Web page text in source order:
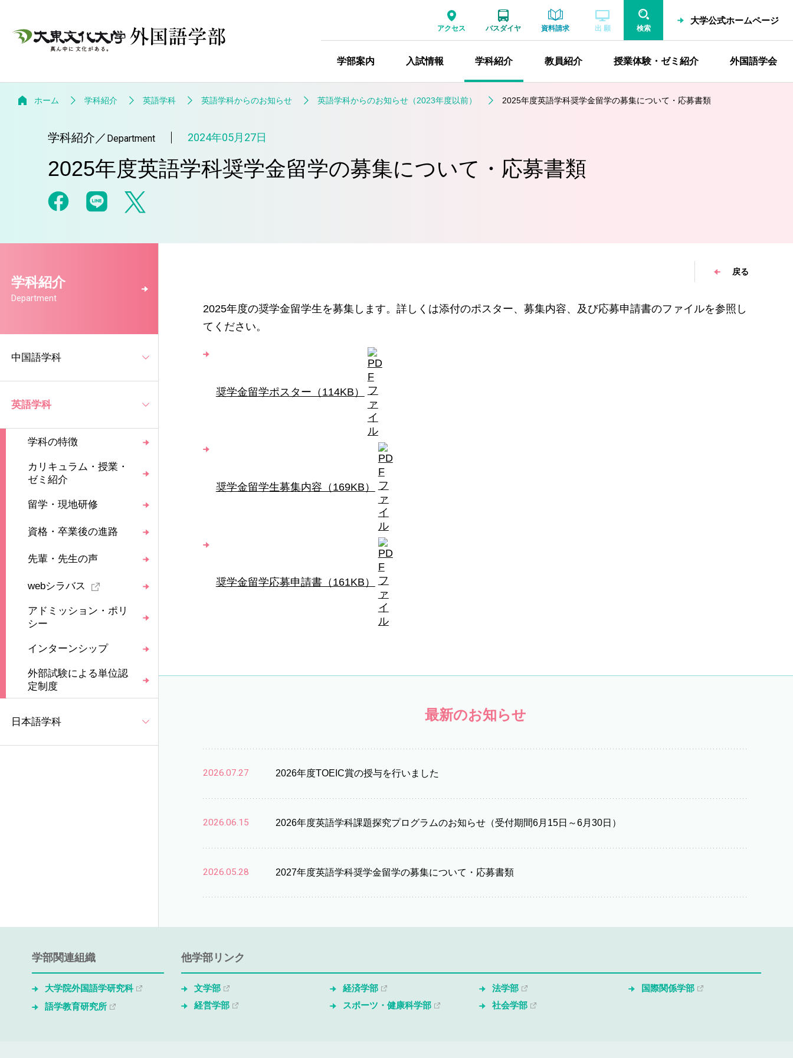
アクセス バスダイヤ 資料請求 出 願 検索
大学公式ホームページ
学部案内 入試情報 学科紹介 教員紹介 授業体験・ゼミ紹介 外国語学会
ホーム 学科紹介 英語学科 英語学科からのお知らせ 英語学科からのお知らせ（2023年度以前） 2025年度英語学科奨学金留学の募集について・応募書類
学科紹介 ／ Department 2024年05月27日
2025年度英語学科奨学金留学の募集について・応募書類
学科紹介
Department
中国語学科
英語学科
学科の特徴
カリキュラム・授業・
ゼミ紹介
留学・現地研修
資格・卒業後の進路
先輩・先生の声
webシラバス
アドミッション・ポリ
シー
インターンシップ
外部試験による単位認
定制度
日本語学科
戻る
2025年度の奨学金留学生を募集します。詳しくは添付のポスター、募集内容、及び応募申請書のファイルを参照し
てください。
奨学金留学ポスター（114KB）
奨学金留学生募集内容（169KB）
奨学金留学応募申請書（161KB）
最新のお知らせ
2026.07.27 2026年度TOEIC賞の授与を行いました
2026.06.15 2026年度英語学科課題探究プログラムのお知らせ（受付期間6月15日～6月30日）
2026.05.28 2027年度英語学科奨学金留学の募集について・応募書類
学部関連組織
大学院外国語学研究科
語学教育研究所
他学部リンク
文学部 経済学部 法学部
国際関係学部
経営学部
スポーツ・健康科学部 社会学部